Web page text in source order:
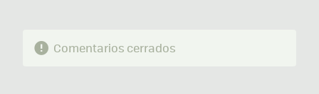
Comentarios cerrados